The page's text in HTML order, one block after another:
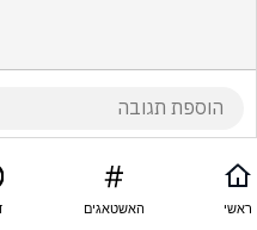
ראשי האשטאגים